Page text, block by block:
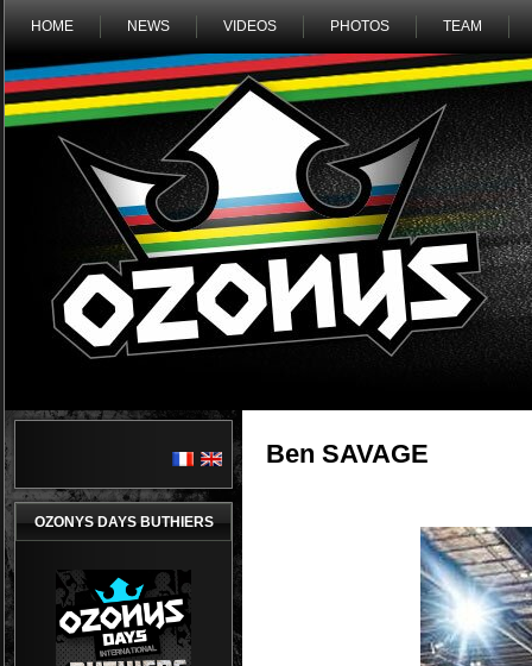
HOME NEWS VIDEOS PHOTOS TEAM
OZONYS DAYS BUTHIERS
Ben SAVAGE